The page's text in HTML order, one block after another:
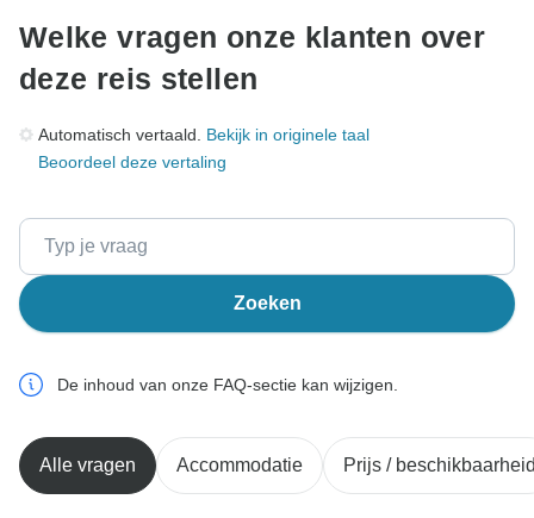
Welke vragen onze klanten over
deze reis stellen
Automatisch vertaald. Bekijk in originele taal
Beoordeel deze vertaling
Zoeken
De inhoud van onze FAQ-sectie kan wijzigen.
Alle vragen Accommodatie Prijs /